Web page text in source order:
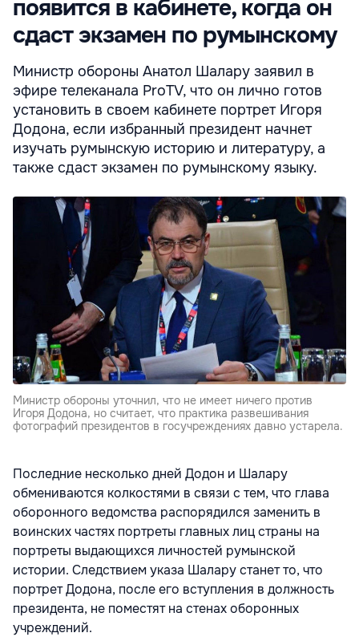
появится в кабинете, когда он
сдаст экзамен по румынскому
Министр обороны Анатол Шалару заявил в
эфире телеканала ProTV, что он лично готов
установить в своем кабинете портрет Игоря
Додона, если избранный президент начнет
изучать румынскую историю и литературу, а
также сдаст экзамен по румынскому языку.
Министр обороны уточнил, что не имеет ничего против
Игоря Додона, но считает, что практика развешивания
фотографий президентов в госучреждениях давно устарела.
Последние несколько дней Додон и Шалару
обмениваются колкостями в связи с тем, что глава
оборонного ведомства распорядился заменить в
воинских частях портреты главных лиц страны на
портреты выдающихся личностей румынской
истории. Следствием указа Шалару станет то, что
портрет Додона, после его вступления в должность
президента, не поместят на стенах оборонных
учреждений.